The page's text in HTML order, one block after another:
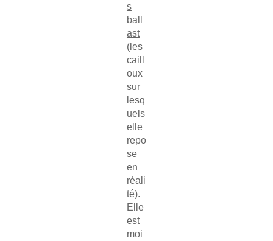
s
ball
ast
(les
caill
oux
sur
lesq
uels
elle
repo
se
en
réali
té).
Elle
est
moi